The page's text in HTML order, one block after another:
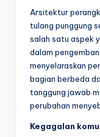
d
Arsitektur
tulang punggung
salah satu aspek
dalam
menyelaraskan
bagian berbeda
tanggung jawab
perubahan
Kegagalan